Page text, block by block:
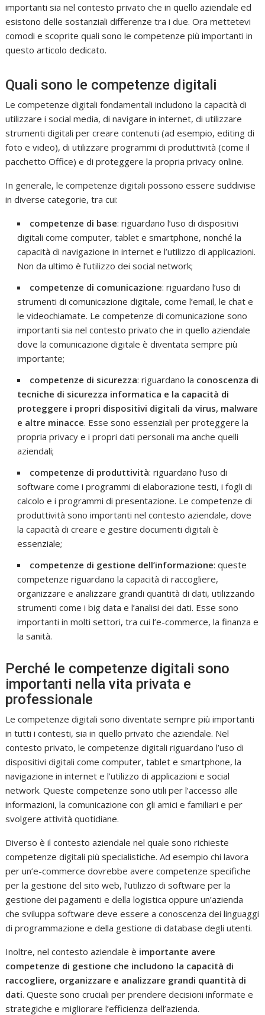
importanti sia nel contesto privato che in quello aziendale ed
esistono delle sostanziali differenze tra i due. Ora mettetevi
comodi e scoprite quali sono le competenze più importanti in
questo articolo dedicato.
Quali sono le competenze digitali
Le competenze digitali fondamentali includono la capacità di
utilizzare i social media, di navigare in internet, di utilizzare
strumenti digitali per creare contenuti (ad esempio, editing di
foto e video), di utilizzare programmi di produttività (come il
pacchetto Office) e di proteggere la propria privacy online.
In generale, le competenze digitali possono essere suddivise
in diverse categorie, tra cui:
competenze di base: riguardano l’uso di dispositivi
digitali come computer, tablet e smartphone, nonché la
capacità di navigazione in internet e l’utilizzo di applicazioni.
Non da ultimo è l’utilizzo dei social network;
competenze di comunicazione: riguardano l’uso di
strumenti di comunicazione digitale, come l’email, le chat e
le videochiamate. Le competenze di comunicazione sono
importanti sia nel contesto privato che in quello aziendale
dove la comunicazione digitale è diventata sempre più
importante;
competenze di sicurezza: riguardano la conoscenza di
tecniche di sicurezza informatica e la capacità di
proteggere i propri dispositivi digitali da virus, malware
e altre minacce. Esse sono essenziali per proteggere la
propria privacy e i propri dati personali ma anche quelli
aziendali;
competenze di produttività: riguardano l’uso di
software come i programmi di elaborazione testi, i fogli di
calcolo e i programmi di presentazione. Le competenze di
produttività sono importanti nel contesto aziendale, dove
la capacità di creare e gestire documenti digitali è
essenziale;
competenze di gestione dell’informazione: queste
competenze riguardano la capacità di raccogliere,
organizzare e analizzare grandi quantità di dati, utilizzando
strumenti come i big data e l’analisi dei dati. Esse sono
importanti in molti settori, tra cui l’e-commerce, la finanza e
la sanità.
Perché le competenze digitali sono
importanti nella vita privata e
professionale
Le competenze digitali sono diventate sempre più importanti
in tutti i contesti, sia in quello privato che aziendale. Nel
contesto privato, le competenze digitali riguardano l’uso di
dispositivi digitali come computer, tablet e smartphone, la
navigazione in internet e l’utilizzo di applicazioni e social
network. Queste competenze sono utili per l’accesso alle
informazioni, la comunicazione con gli amici e familiari e per
svolgere attività quotidiane.
Diverso è il contesto aziendale nel quale sono richieste
competenze digitali più specialistiche. Ad esempio chi lavora
per un’e-commerce dovrebbe avere competenze specifiche
per la gestione del sito web, l’utilizzo di software per la
gestione dei pagamenti e della logistica oppure un’azienda
che sviluppa software deve essere a conoscenza dei linguaggi
di programmazione e della gestione di database degli utenti.
Inoltre, nel contesto aziendale è importante avere
competenze di gestione che includono la capacità di
raccogliere, organizzare e analizzare grandi quantità di
dati. Queste sono cruciali per prendere decisioni informate e
strategiche e migliorare l’efficienza dell’azienda.